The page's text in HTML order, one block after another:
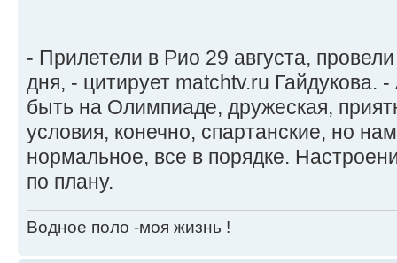
- Прилетели в Рио 29 августа,
дня, - цитирует matchtv.ru Гайдукова.
быть на Олимпиаде, дружеская,
условия, конечно, спартанские, но
нормальное, все в порядке.
по плану.
Водное поло -моя жизнь !